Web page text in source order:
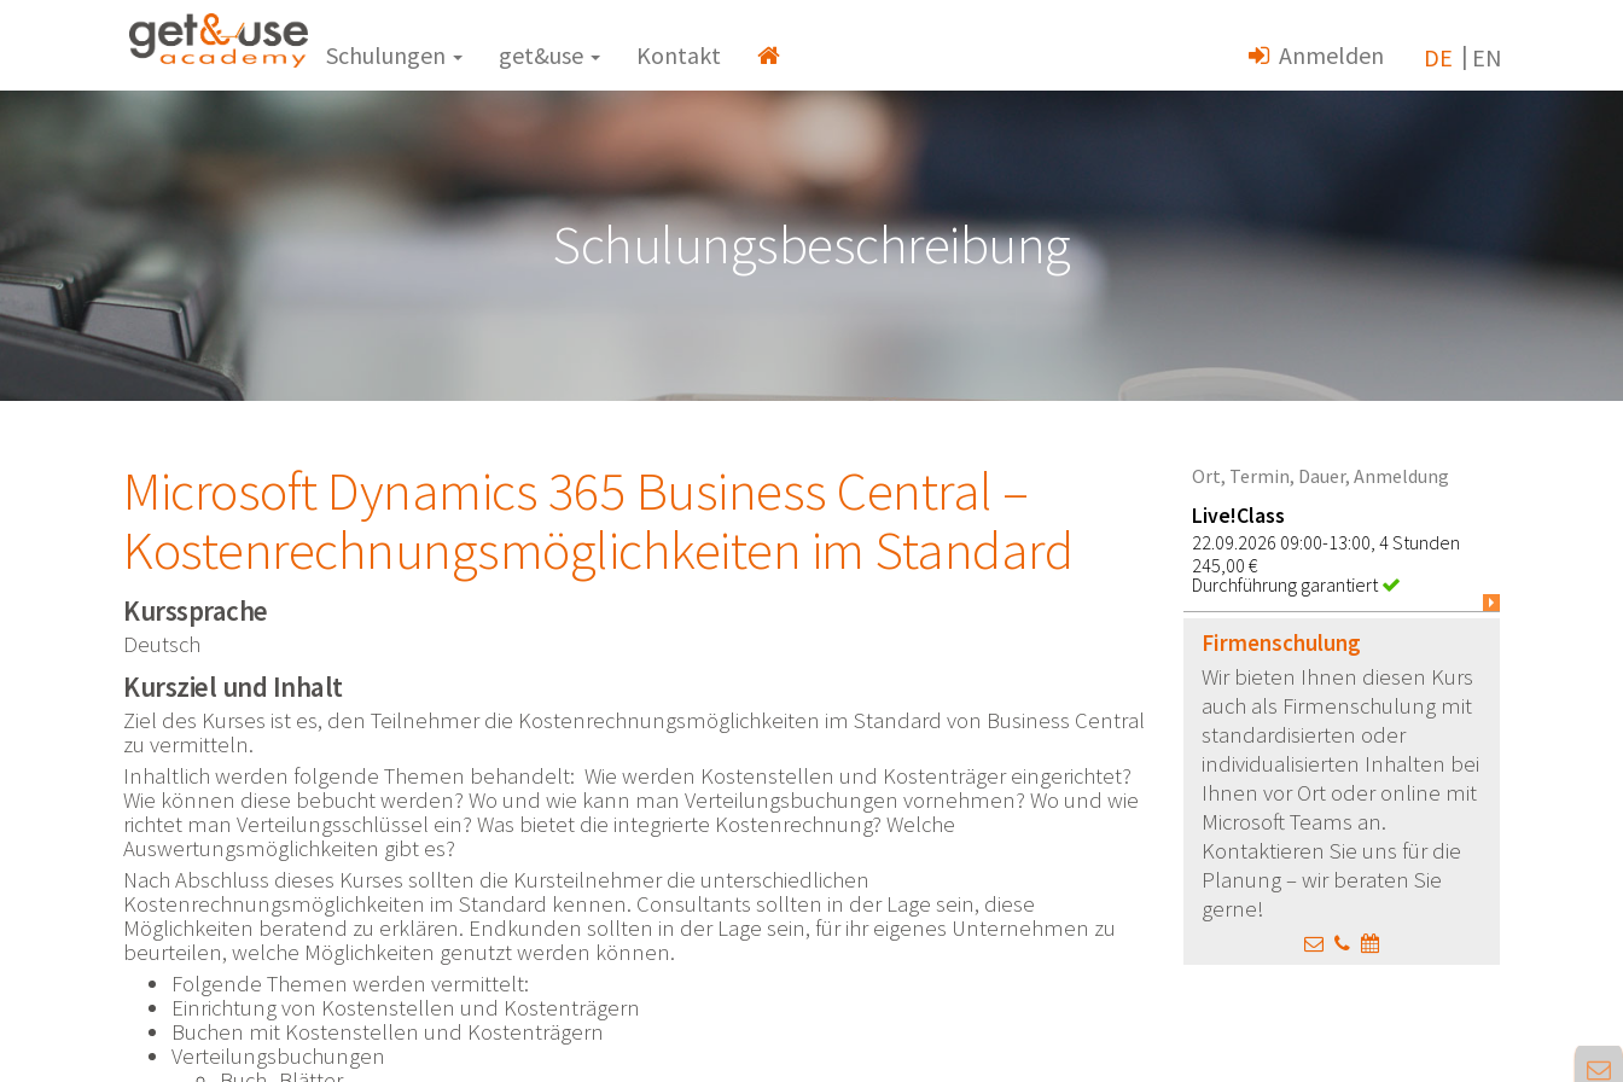
Schulungen get&use Kontakt Anmelden |
Schulungsbeschreibung
Microsoft Dynamics 365 Business Central –
Kostenrechnungsmöglichkeiten im Standard
Kurssprache
Deutsch
Kursziel und Inhalt
Ziel des Kurses ist es, den Teilnehmer die Kostenrechnungsmöglichkeiten im Standard von Business Central
zu vermitteln.
Inhaltlich werden folgende Themen behandelt: Wie werden Kostenstellen und Kostenträger eingerichtet?
Wie können diese bebucht werden? Wo und wie kann man Verteilungsbuchungen vornehmen? Wo und wie
richtet man Verteilungsschlüssel ein? Was bietet die integrierte Kostenrechnung? Welche
Auswertungsmöglichkeiten gibt es?
Nach Abschluss dieses Kurses sollten die Kursteilnehmer die unterschiedlichen
Kostenrechnungsmöglichkeiten im Standard kennen. Consultants sollten in der Lage sein, diese
Möglichkeiten beratend zu erklären. Endkunden sollten in der Lage sein, für ihr eigenes Unternehmen zu
beurteilen, welche Möglichkeiten genutzt werden können.
Folgende Themen werden vermittelt:
Einrichtung von Kostenstellen und Kostenträgern
Buchen mit Kostenstellen und Kostenträgern
Verteilungsbuchungen
Ort, Termin, Dauer, Anmeldung
Live!Class
22.09.2026 09:00-13:00, 4 Stunden
245,00 €
Durchführung garantiert
Firmenschulung
Wir bieten Ihnen diesen Kurs
auch als Firmenschulung mit
standardisierten oder
individualisierten Inhalten bei
Ihnen vor Ort oder online mit
Microsoft Teams an.
Kontaktieren Sie uns für die
Planung – wir beraten Sie
gerne!